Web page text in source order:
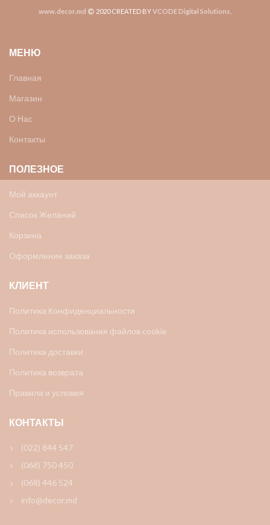
www.decor.md 2020 CREATED BYVCODE Digital Solutions
МЕНЮ
Главная
Магазин
О Нас
Контакты
ПОЛЕЗНОЕ
Мой аккаунт
Список Желаний
Корзина
Оформление заказа
КЛИЕНТ
Политика Конфиденциальности
Политика использования файлов cookie
Политика доставки
Политика возврата
Правила и условия
КОНТАКТЫ
(022) 844 547
(068) 750 450
(068) 446 524
info@decor.md